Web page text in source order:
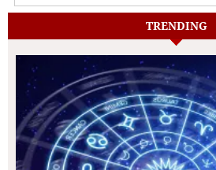
TRENDING